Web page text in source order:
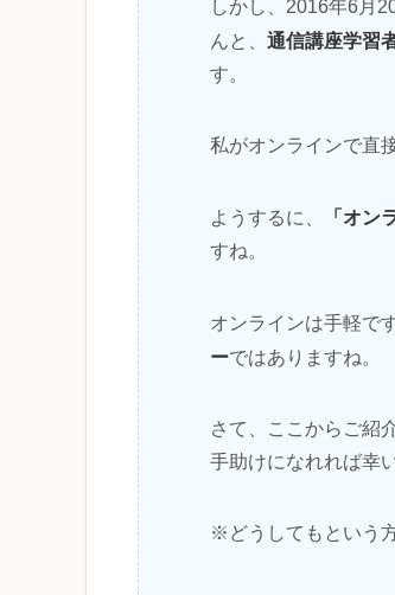
しかし、2016年6月
んと、 通信講座学習
す。
私がオンラインで直
ようするに、 「オ
すね。
オンラインは手軽で
ーではありますね。
さて、ここからご紹
手助けになれれば幸
※どうしてもという